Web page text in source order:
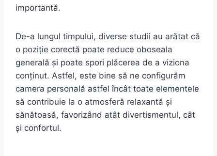
importantă.
De-a lungul timpului, diverse studii au arătat că
o poziție corectă poate reduce oboseala
generală și poate spori plăcerea de a viziona
conținut. Astfel, este bine să ne configurăm
camera personală astfel încât toate elementele
să contribuie la o atmosferă relaxantă și
sănătoasă, favorizând atât divertismentul, cât
și confortul.